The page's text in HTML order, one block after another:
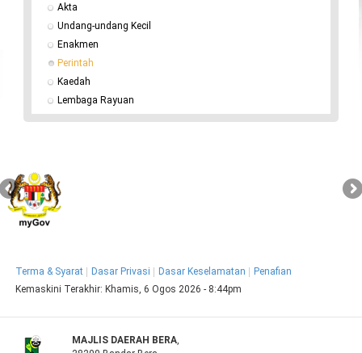
Akta
Undang-undang Kecil
Enakmen
Perintah
Kaedah
Lembaga Rayuan
Terma & Syarat Dasar Privasi Dasar Keselamatan
Penafian
Kemaskini Terakhir:Khamis, 6 Ogos 2026 - 8:44pm
MAJLIS DAERAH BERA,